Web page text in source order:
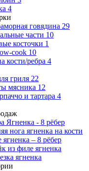
4
говядина 29
части 10
косточки 1
cook 10
кости/ребра 4
гриля 22
мясника 12
и тартара 4
Ягненка - 8 рёбер
нога ягненка на кости
ягненка – 8 рёбер
из филе ягненка
ягненка